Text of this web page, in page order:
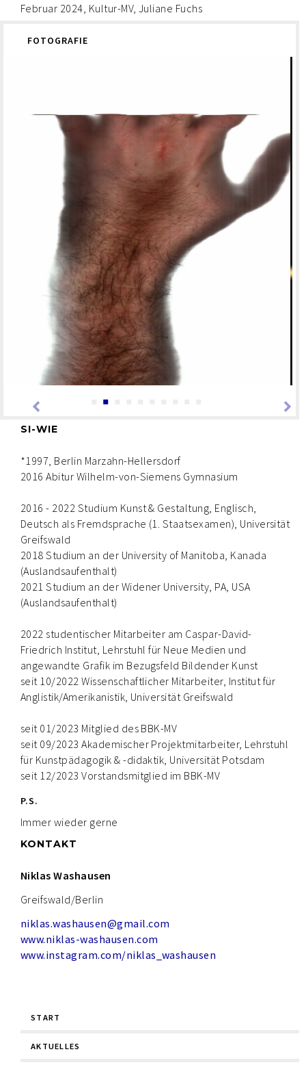
Februar 2024, Kultur-MV, Juliane Fuchs
FOTOGRAFIE
SI-WIE
*1997, Berlin Marzahn-Hellersdorf
2016 Abitur Wilhelm-von-Siemens Gymnasium
2016 - 2022 Studium Kunst & Gestaltung, Englisch,
Deutsch als Fremdsprache (1. Staatsexamen), Universität
Greifswald
2018 Studium an der University of Manitoba, Kanada
(Auslandsaufenthalt)
2021 Studium an der Widener University, PA, USA
(Auslandsaufenthalt)
2022 studentischer Mitarbeiter am Caspar-David-
Friedrich Institut, Lehrstuhl für Neue Medien und
angewandte Grafik im Bezugsfeld Bildender Kunst
seit 10/2022 Wissenschaftlicher Mitarbeiter, Institut für
Anglistik/Amerikanistik, Universität Greifswald
seit 01/2023 Mitglied des BBK-MV
seit 09/2023 Akademischer Projektmitarbeiter, Lehrstuhl
für Kunstpädagogik & -didaktik, Universität Potsdam
seit 12/2023 Vorstandsmitglied im BBK-MV
P.S.
Immer wieder gerne
KONTAKT
Niklas Washausen
Greifswald/Berlin
niklas.washausen@gmail.com
www.niklas-washausen.com
www.instagram.com/niklas_washausen
überspringen
START
AKTUELLES